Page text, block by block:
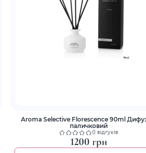
Aroma Selective Florescence 90ml Дифузор
паличковий
0 відгуків
1200 грн